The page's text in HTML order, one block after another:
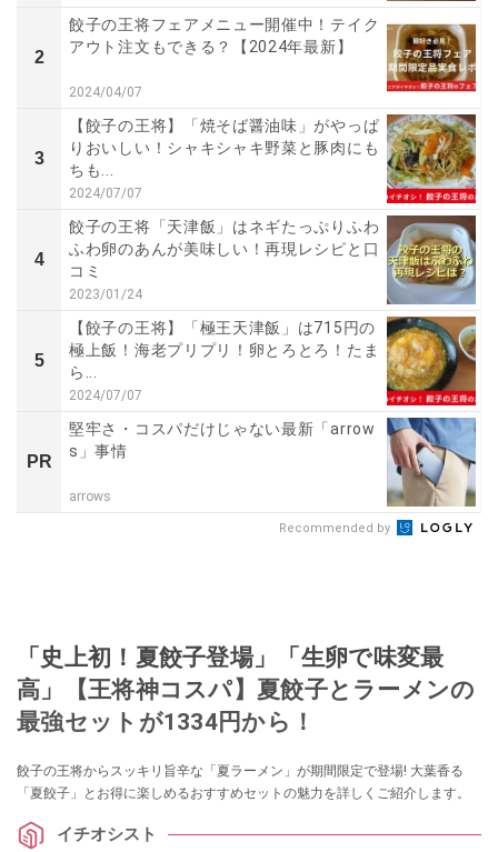
2
餃子の王将フェアメニュー開催中！テイク
アウト注文もできる？【2024年最新】
2024/04/07
3
【餃子の王将】「焼そば醤油味」がやっぱ
りおいしい！シャキシャキ野菜と豚肉にも
ちも...
2024/07/07
4
餃子の王将「天津飯」はネギたっぷりふわ
ふわ卵のあんが美味しい！再現レシピと口
コミ
2023/01/24
5
【餃子の王将】「極王天津飯」は715円の
極上飯！海老プリプリ！卵とろとろ！たま
ら...
2024/07/07
PR
堅牢さ・コスパだけじゃない最新「arrow
s」事情
arrows
Recommended by
「史上初！夏餃子登場」「生卵で味変最
高」【王将神コスパ】夏餃子とラーメンの
最強セットが1334円から！
餃子の王将からスッキリ旨辛な「夏ラーメン」が期間限定で登場! 大葉香る
「夏餃子」とお得に楽しめるおすすめセットの魅力を詳しくご紹介します。
イチオシスト